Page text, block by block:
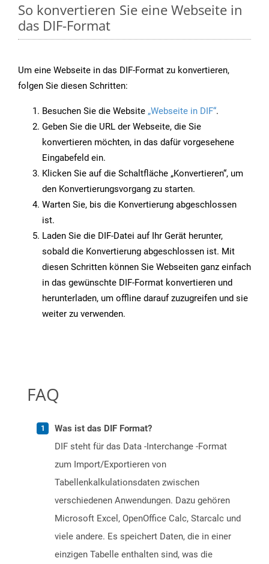
So konvertieren Sie eine Webseite in
das DIF-Format
Um eine Webseite in das DIF-Format zu konvertieren,
folgen Sie diesen Schritten:
Besuchen Sie die Website „Webseite in DIF“.
Geben Sie die URL der Webseite, die Sie
konvertieren möchten, in das dafür vorgesehene
Eingabefeld ein.
Klicken Sie auf die Schaltfläche „Konvertieren“, um
den Konvertierungsvorgang zu starten.
Warten Sie, bis die Konvertierung abgeschlossen
ist.
Laden Sie die DIF-Datei auf Ihr Gerät herunter,
sobald die Konvertierung abgeschlossen ist. Mit
diesen Schritten können Sie Webseiten ganz einfach
in das gewünschte DIF-Format konvertieren und
herunterladen, um offline darauf zuzugreifen und sie
weiter zu verwenden.
FAQ
Was ist das DIF Format?
DIF steht für das Data -Interchange -Format
zum Import/Exportieren von
Tabellenkalkulationsdaten zwischen
verschiedenen Anwendungen. Dazu gehören
Microsoft Excel, OpenOffice Calc, Starcalc und
viele andere. Es speichert Daten, die in einer
einzigen Tabelle enthalten sind, was die